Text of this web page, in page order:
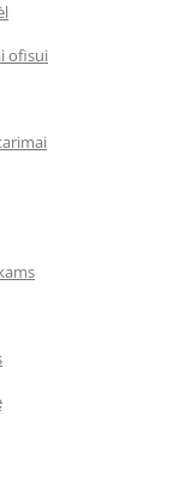
ofisui